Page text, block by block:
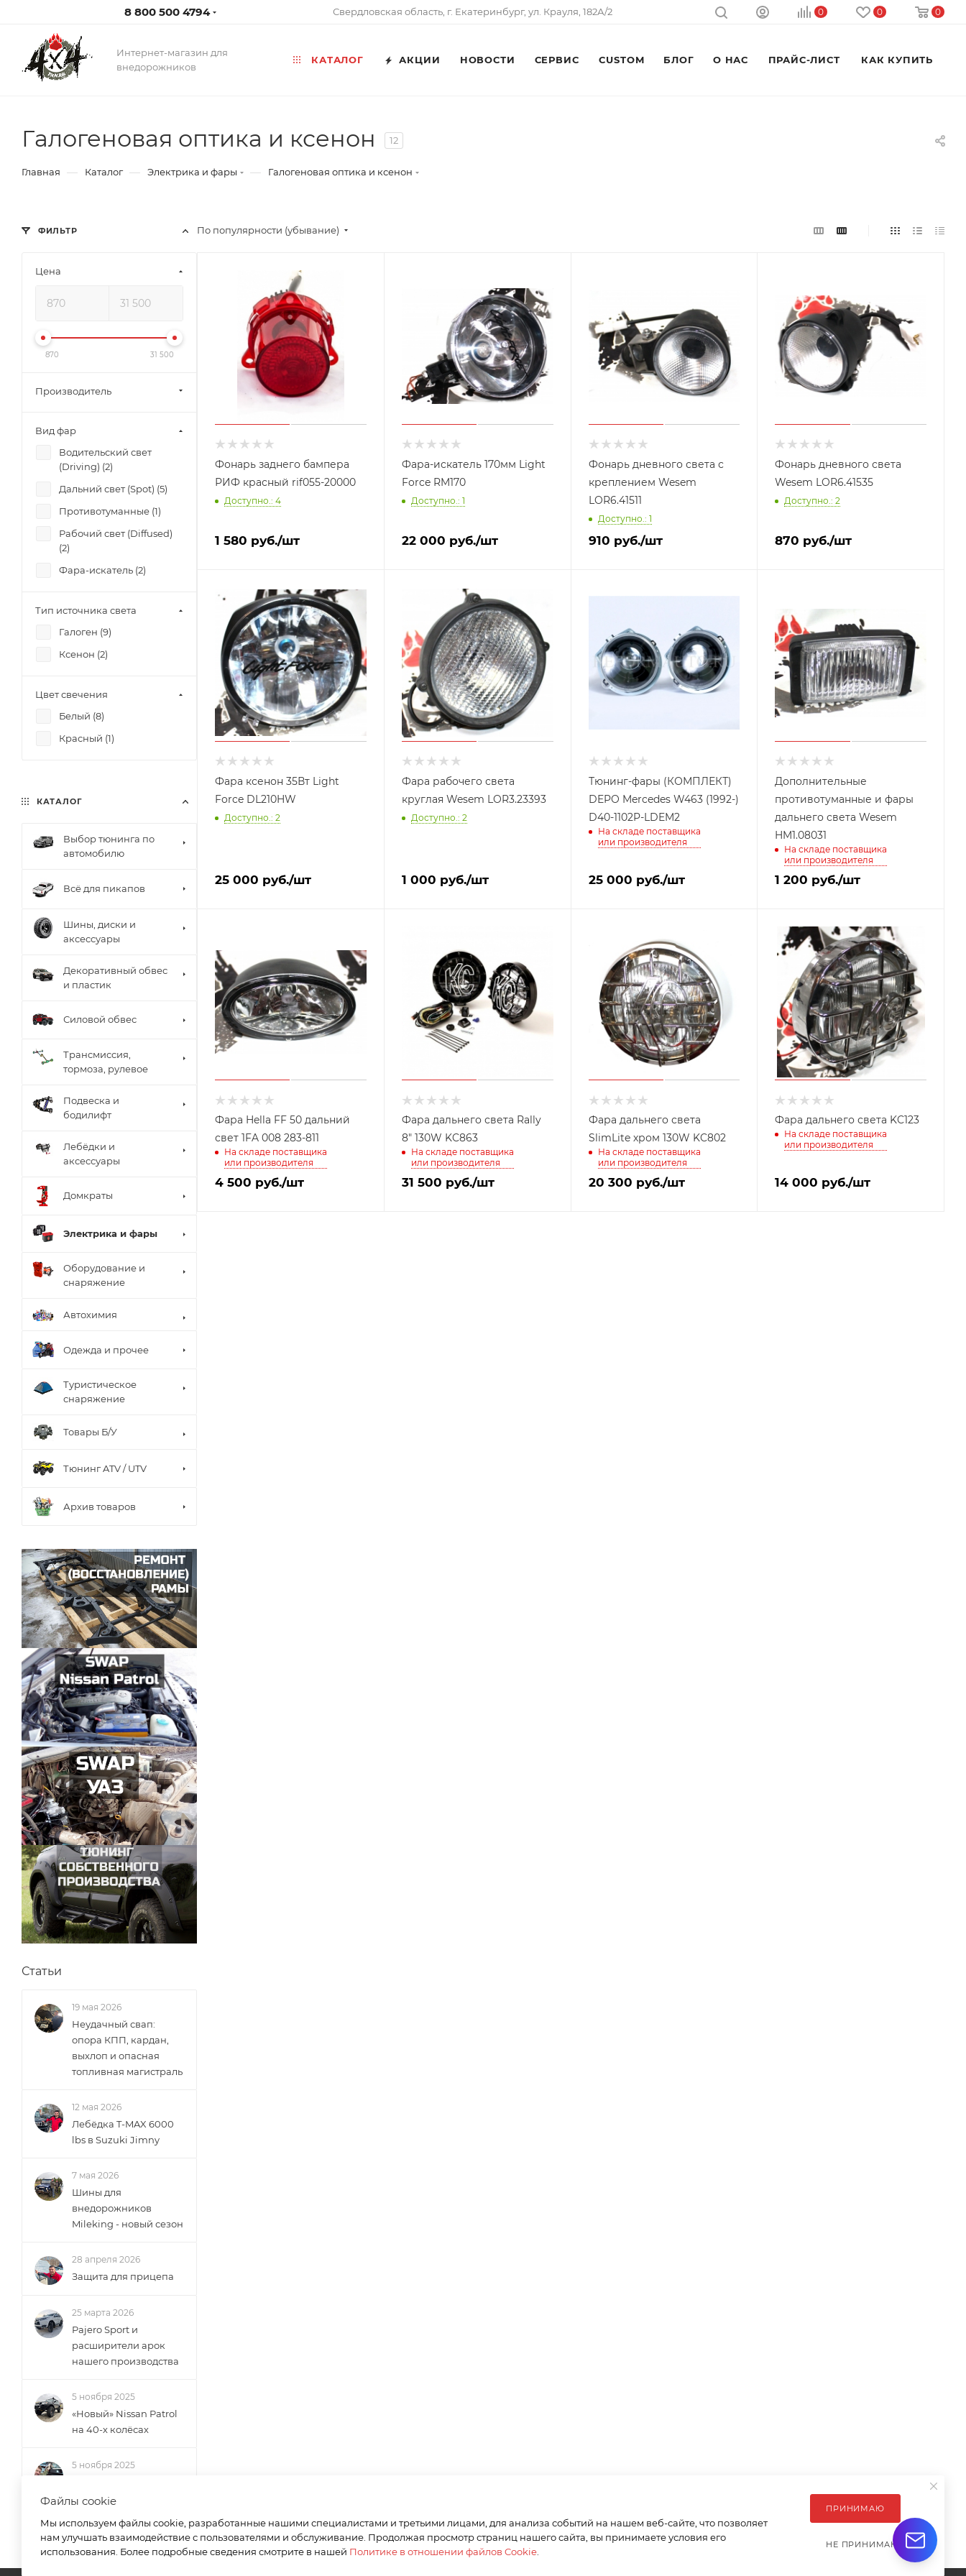
8 800 500 4794 Свердловская область, г. Екатеринбург, ул. Крауля, 182А/2 0 0 0
Интернет-магазин для
внедорожников
КАТАЛОГ АКЦИИ НОВОСТИ СЕРВИС CUSTOM БЛОГ О НАС ПРАЙС-ЛИСТ КАК КУПИТЬ
Галогеновая оптика и ксенон 12
Главная — Каталог — Электрика и фары — Галогеновая оптика и ксенон
По популярности (убывание)
Фонарь заднего бампера
РИФ красный rif055-20000
Доступно.: 4
1 580 руб./шт
Фара-искатель 170мм Light
Force RM170
Доступно.: 1
22 000 руб./шт
Фонарь дневного света с
креплением Wesem
LOR6.41511
Доступно.: 1
910 руб./шт
Фонарь дневного света
Wesem LOR6.41535
Доступно.: 2
870 руб./шт
Фара ксенон 35Вт Light
Force DL210HW
Доступно.: 2
25 000 руб./шт
Фара рабочего света
круглая Wesem LOR3.23393
Доступно.: 2
1 000 руб./шт
Тюнинг-фары (КОМПЛЕКТ)
DEPO Mercedes W463 (1992-)
D40-1102P-LDEM2
На складе поставщика
или производителя
25 000 руб./шт
Дополнительные
противотуманные и фары
дальнего света Wesem
HM1.08031
На складе поставщика
или производителя
1 200 руб./шт
Фара Hella FF 50 дальний
свет 1FA 008 283-811
На складе поставщика
или производителя
4 500 руб./шт
Фара дальнего света Rally
8" 130W KC863
На складе поставщика
или производителя
31 500 руб./шт
Фара дальнего света
SlimLite хром 130W KC802
На складе поставщика
или производителя
20 300 руб./шт
Фара дальнего света KC123
На складе поставщика
или производителя
14 000 руб./шт
ФИЛЬТР
Цена
870 31 500
Производитель
Вид фар
Водительский свет
(Driving) (2)
Дальний свет (Spot) (5)
Противотуманные (1)
Рабочий свет (Diffused)
(2)
Фара-искатель (2)
Тип источника света
Галоген (9)
Ксенон (2)
Цвет свечения
Белый (8)
Красный (1)
КАТАЛОГ
Выбор тюнинга по
автомобилю
Всё для пикапов
Шины, диски и
аксессуары
Декоративный обвес
и пластик
Силовой обвес
Трансмиссия,
тормоза, рулевое
Подвеска и
бодилифт
Лебёдки и
аксессуары
Домкраты
Электрика и фары
Оборудование и
снаряжение
Автохимия
Одежда и прочее
Туристическое
снаряжение
Товары Б/У
Тюнинг ATV / UTV
Архив товаров
Статьи
19 мая 2026
Неудачный свап:
опора КПП, кардан,
выхлоп и опасная
топливная магистраль
12 мая 2026
Лебёдка T-MAX 6000
lbs в Suzuki Jimny
7 мая 2026
Шины для
внедорожников
Mileking - новый сезон
28 апреля 2026
Защита для прицепа
25 марта 2026
Pajero Sport и
расширители арок
нашего производства
5 ноября 2025
«Новый» Nissan Patrol
на 40-х колёсах
5 ноября 2025
смещённым центром
Файлы cookie
Мы используем файлы cookie, разработанные нашими специалистами и третьими лицами, для анализа событий на нашем веб-сайте, что позволяет
нам улучшать взаимодействие с пользователями и обслуживание. Продолжая просмотр страниц нашего сайта, вы принимаете условия его
использования. Более подробные сведения смотрите в нашей Политике в отношении файлов Cookie
ПРИНИМАЮ
НЕ ПРИНИМАЮ